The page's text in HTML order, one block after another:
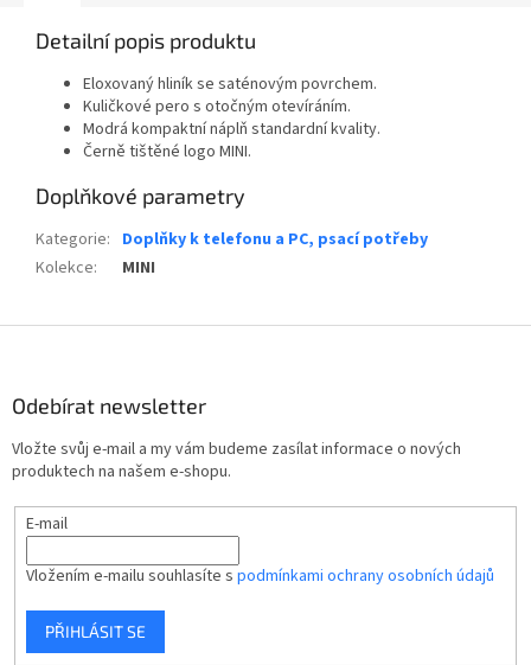
Detailní popis produktu
Eloxovaný hliník se saténovým povrchem.
Kuličkové pero s otočným otevíráním.
Modrá kompaktní náplň standardní kvality.
Černě tištěné logo MINI.
Doplňkové parametry
Kategorie: Doplňky k telefonu a PC, psací potřeby
Kolekce: MINI
Odebírat newsletter
Vložte svůj e-mail a my vám budeme zasílat informace o nových
produktech na našem e-shopu.
E-mail
Vložením e-mailu souhlasíte s podmínkami ochrany osobních údajů
PŘIHLÁSIT SE